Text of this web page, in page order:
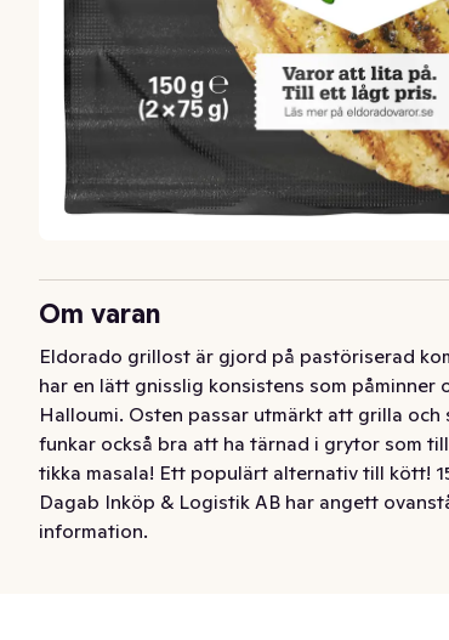
Om varan
Eldorado grillost är gjord på pastöriserad
har en lätt gnisslig konsistens som påminner
Halloumi. Osten passar utmärkt att grilla och
funkar också bra att ha tärnad i grytor som
tikka masala! Ett populärt alternativ till kött!
Dagab Inköp & Logistik AB har angett
information.